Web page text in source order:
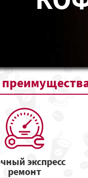
экспресс
ремонт